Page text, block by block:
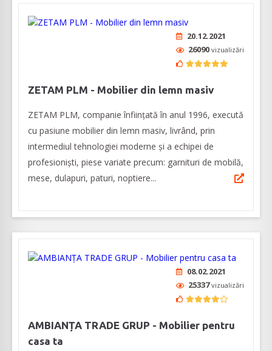
20.12.2021
26090 vizualizări
ZETAM PLM - Mobilier din lemn masiv
ZETAM PLM, companie înființată în anul 1996, execută
cu pasiune mobilier din lemn masiv, livrând, prin
intermediul tehnologiei moderne și a echipei de
profesioniști, piese variate precum: garnituri de mobilă,
mese, dulapuri, paturi, noptiere...
08.02.2021
25337vizualizări
AMBIANȚA TRADE GRUP - Mobilier pentru
casa ta